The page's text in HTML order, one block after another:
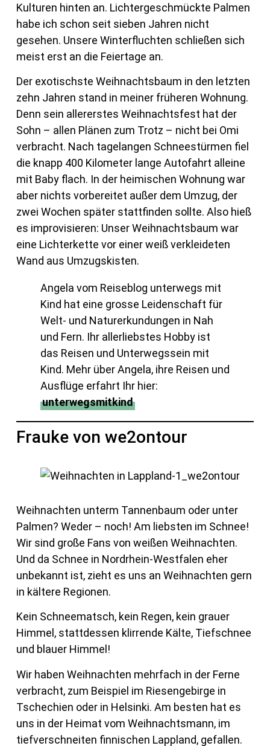
Kulturen hinten an. Lichtergeschmückte Palmen
habe ich schon seit sieben Jahren nicht
gesehen. Unsere Winterfluchten schließen sich
meist erst an die Feiertage an.
Der exotischste Weihnachtsbaum in den letzten
zehn Jahren stand in meiner früheren Wohnung.
Denn sein allererstes Weihnachtsfest hat der
Sohn – allen Plänen zum Trotz – nicht bei Omi
verbracht. Nach tagelangen Schneestürmen fiel
die knapp 400 Kilometer lange Autofahrt alleine
mit Baby flach. In der heimischen Wohnung war
aber nichts vorbereitet außer dem Umzug, der
zwei Wochen später stattfinden sollte. Also hieß
es improvisieren: Unser Weihnachtsbaum war
eine Lichterkette vor einer weiß verkleideten
Wand aus Umzugskisten.
Angela vom Reiseblog unterwegs mit
Kind hat eine grosse Leidenschaft für
Welt- und Naturerkundungen in Nah
und Fern. Ihr allerliebstes Hobby ist
das Reisen und Unterwegssein mit
Kind. Mehr über Angela, ihre Reisen und
Ausflüge erfahrt Ihr hier:
unterwegsmitkind
Frauke von we2ontour
Weihnachten unterm Tannenbaum oder unter
Palmen? Weder – noch! Am liebsten im Schnee!
Wir sind große Fans von weißen Weihnachten.
Und da Schnee in Nordrhein-Westfalen eher
unbekannt ist, zieht es uns an Weihnachten gern
in kältere Regionen.
Kein Schneematsch, kein Regen, kein grauer
Himmel, stattdessen klirrende Kälte, Tiefschnee
und blauer Himmel!
Wir haben Weihnachten mehrfach in der Ferne
verbracht, zum Beispiel im Riesengebirge in
Tschechien oder in Helsinki. Am besten hat es
uns in der Heimat vom Weihnachtsmann, im
tiefverschneiten finnischen Lappland, gefallen.